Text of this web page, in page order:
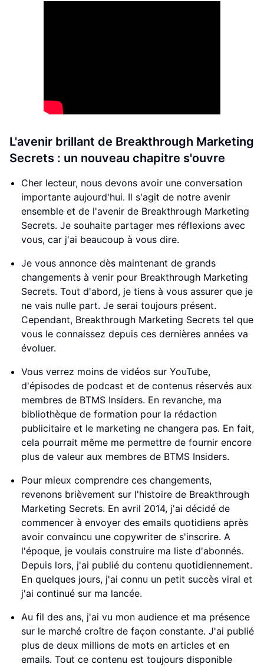
L'avenir brillant de Breakthrough Marketing
Secrets : un nouveau chapitre s'ouvre
Cher lecteur, nous devons avoir une conversation
importante aujourd'hui. Il s'agit de notre avenir
ensemble et de l'avenir de Breakthrough Marketing
Secrets. Je souhaite partager mes réflexions avec
vous, car j'ai beaucoup à vous dire.
Je vous annonce dès maintenant de grands
changements à venir pour Breakthrough Marketing
Secrets. Tout d'abord, je tiens à vous assurer que je
ne vais nulle part. Je serai toujours présent.
Cependant, Breakthrough Marketing Secrets tel que
vous le connaissez depuis ces dernières années va
évoluer.
Vous verrez moins de vidéos sur YouTube,
d'épisodes de podcast et de contenus réservés aux
membres de BTMS Insiders. En revanche, ma
bibliothèque de formation pour la rédaction
publicitaire et le marketing ne changera pas. En fait,
cela pourrait même me permettre de fournir encore
plus de valeur aux membres de BTMS Insiders.
Pour mieux comprendre ces changements,
revenons brièvement sur l'histoire de Breakthrough
Marketing Secrets. En avril 2014, j'ai décidé de
commencer à envoyer des emails quotidiens après
avoir convaincu une copywriter de s'inscrire. A
l'époque, je voulais construire ma liste d'abonnés.
Depuis lors, j'ai publié du contenu quotidiennement.
En quelques jours, j'ai connu un petit succès viral et
j'ai continué sur ma lancée.
Au fil des ans, j'ai vu mon audience et ma présence
sur le marché croître de façon constante. J'ai publié
plus de deux millions de mots en articles et en
emails. Tout ce contenu est toujours disponible